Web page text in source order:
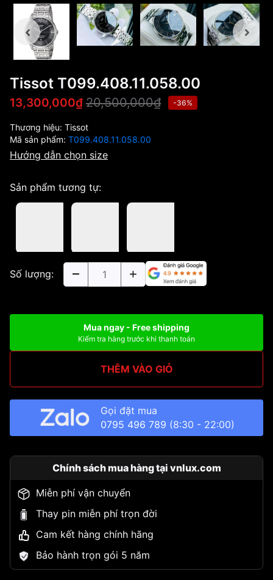
Tissot T099.408.11.058.00
13,300,000₫ 20,500,000₫ -36%
Thương hiệu: Tissot
Mã sản phẩm: T099.408.11.058.00
Hướng dẫn chọn size
Sản phẩm tương tự:
Số lượng:
Mua ngay - Free shipping
Kiểm tra hàng trước khi thanh toán
THÊM VÀO GIỎ
Gọi đặt mua
0795 496 789 (8:30 - 22:00)
Chính sách mua hàng tại vnlux.com
Miễn phí vận chuyển
Thay pin miễn phí trọn đời
Cam kết hàng chính hãng
Bảo hành trọn gói 5 năm